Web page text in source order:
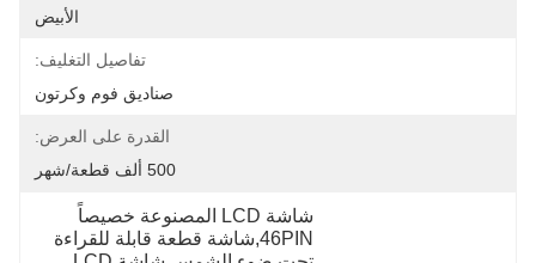
الأبيض
تفاصيل التغليف:
صناديق فوم وكرتون
القدرة على العرض:
500 ألف قطعة/شهر